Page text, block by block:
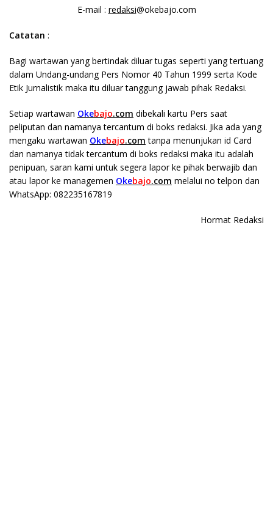
E-mail : redaksi@okebajo.com
Catatan :
Bagi wartawan yang bertindak diluar tugas seperti yang tertuang
dalam Undang-undang Pers Nomor 40 Tahun 1999 serta Kode
Etik Jurnalistik maka itu diluar tanggung jawab pihak Redaksi.
Setiap wartawan Okebajo.com dibekali kartu Pers saat
peliputan dan namanya tercantum di boks redaksi. Jika ada yang
mengaku wartawan Okebajo.com tanpa menunjukan id Card
dan namanya tidak tercantum di boks redaksi maka itu adalah
penipuan, saran kami untuk segera lapor ke pihak berwajib dan
atau lapor ke managemen Okebajo.com melalui no telpon dan
WhatsApp: 082235167819
Hormat Redaksi